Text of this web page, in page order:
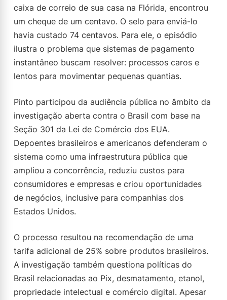
caixa de correio de sua casa na Flórida, encontrou
um cheque de um centavo. O selo para enviá-lo
havia custado 74 centavos. Para ele, o episódio
ilustra o problema que sistemas de pagamento
instantâneo buscam resolver: processos caros e
lentos para movimentar pequenas quantias.
Pinto participou da audiência pública no âmbito da
investigação aberta contra o Brasil com base na
Seção 301 da Lei de Comércio dos EUA.
Depoentes brasileiros e americanos defenderam o
sistema como uma infraestrutura pública que
ampliou a concorrência, reduziu custos para
consumidores e empresas e criou oportunidades
de negócios, inclusive para companhias dos
Estados Unidos.
O processo resultou na recomendação de uma
tarifa adicional de 25% sobre produtos brasileiros.
A investigação também questiona políticas do
Brasil relacionadas ao Pix, desmatamento, etanol,
propriedade intelectual e comércio digital. Apesar